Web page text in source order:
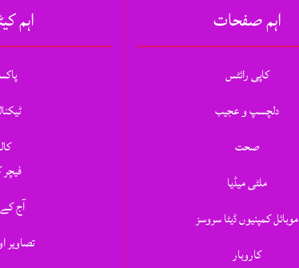
اہم
فیچر
آج
تصاویر
اہم صفحات
کاپی رائٹس
دلچسپ و عجیب
صحت
ملٹی میڈیا
موبائل کمپنیوں ڈیٹا سروسز
کاروبار